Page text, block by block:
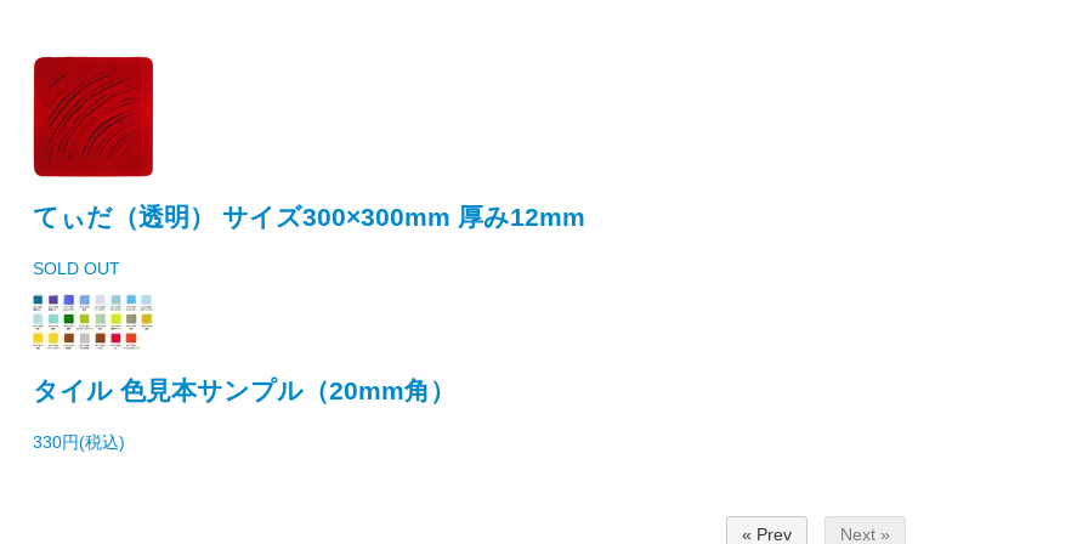
てぃだ（透明） サイズ300×300mm 厚み12mm
SOLD OUT
タイル 色見本サンプル（20mm角）
330円(税込)
« Prev Next »